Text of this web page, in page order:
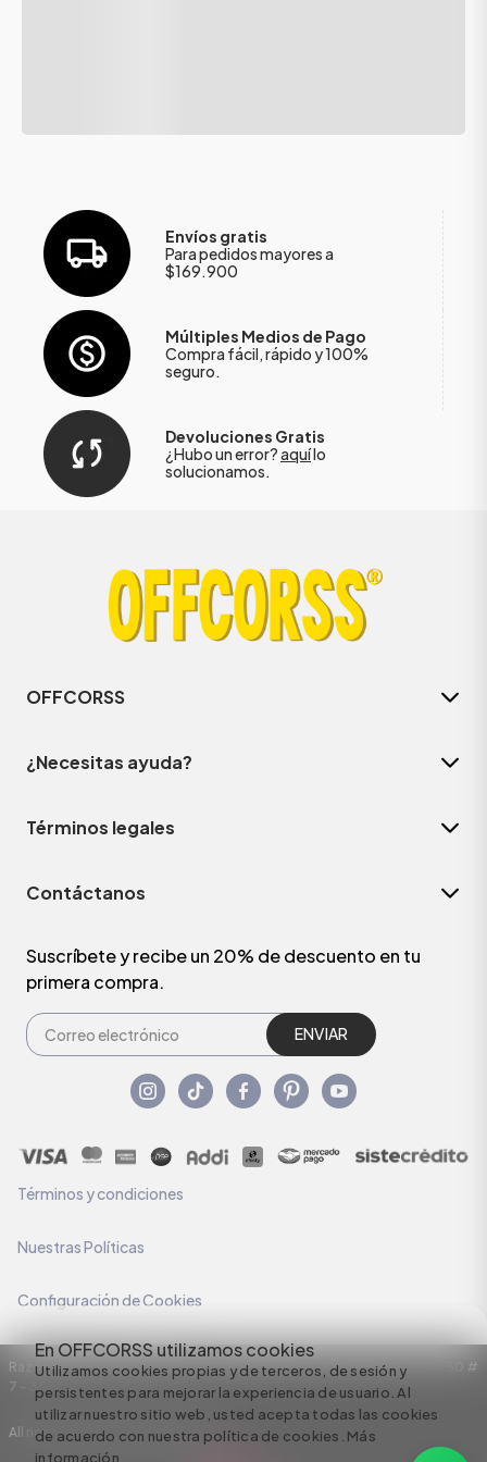
En OFFCORSS utilizamos cookies
Utilizamos cookies propias y de terceros, de sesión y
persistentes para mejorar la experiencia de usuario. Al
utilizar nuestro sitio web, usted acepta todas las cookies
de acuerdo con nuestra política de cookies. Más
información
Envíos gratis
Para pedidos mayores a
$169.900
Múltiples Medios de Pago
Compra fácil, rápido y 100%
seguro.
Devoluciones Gratis
¿Hubo un error?aquílo
solucionamos.
OFFCORSS
¿Necesitas ayuda?
Términos legales
Contáctanos
Suscríbete y recibe un 20% de descuento en tu
primera compra.
ENVIAR
Términos y condiciones
Nuestras Políticas
Configuración de Cookies
Razón Social: C.I HERMECO S.A. NIT: 890924167-6 Dirección: Carrera 50 #
7 – 35
All rights reserved empowered by